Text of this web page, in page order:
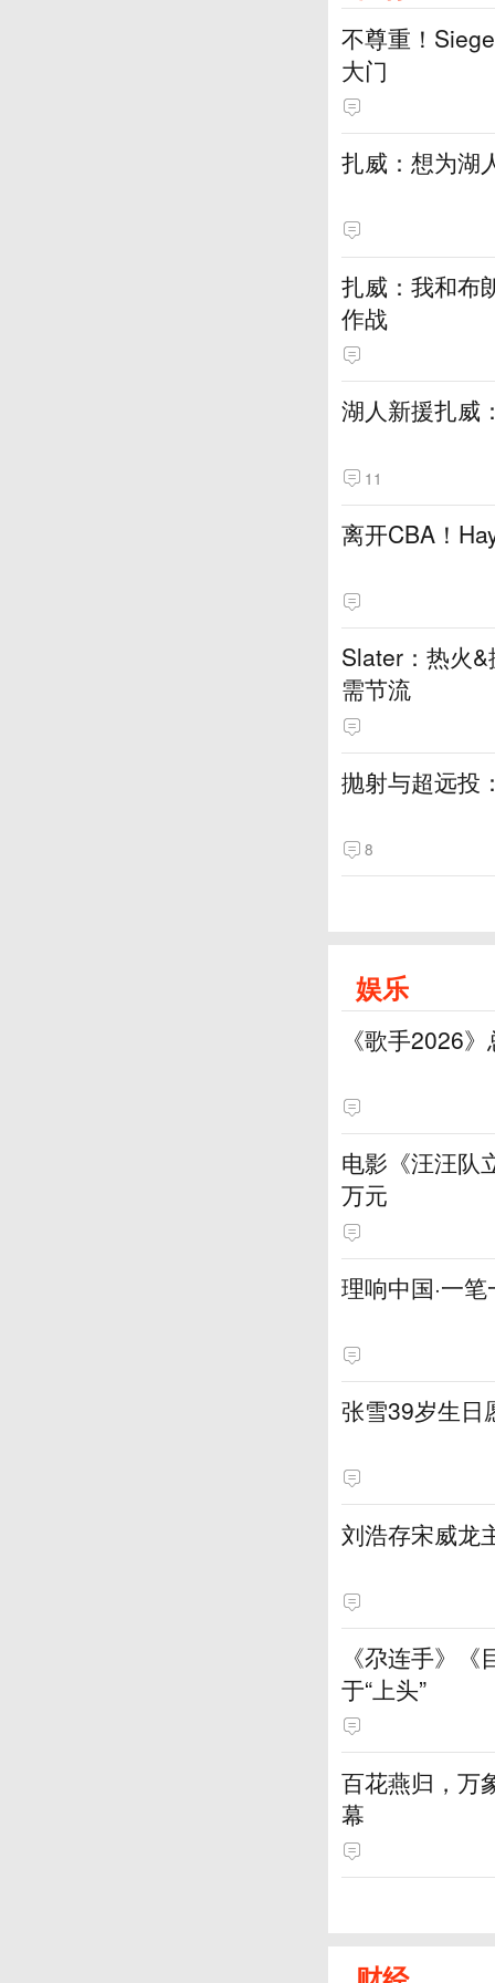
不尊重！
大门
扎威：想为湖
扎威：我和布
作战
湖人新援扎威
11
离开CBA！
Slater：热火
需节流
抛射与超远投
8
娱乐
《歌手2026
电影《汪汪队
万元
理响中国·一
张雪39岁生日
刘浩存宋威龙
《尕连手》
于“上头”
百花燕归，万
幕